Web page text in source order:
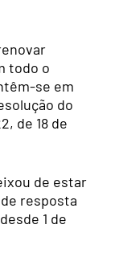
todo o
se em
do
de 18 de
de estar
resposta
1 de